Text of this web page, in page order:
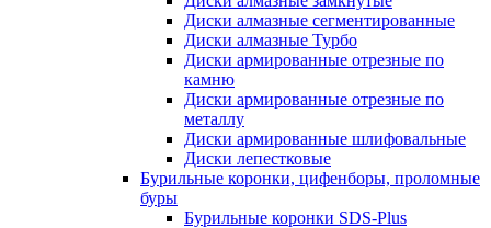
Диски алмазные сегментированные
Диски алмазные Турбо
Диски армированные отрезные по
камню
Диски армированные отрезные по
металлу
Диски армированные шлифовальные
Диски лепестковые
Бурильные коронки, цифенборы, проломные
буры
Бурильные коронки SDS-Plus